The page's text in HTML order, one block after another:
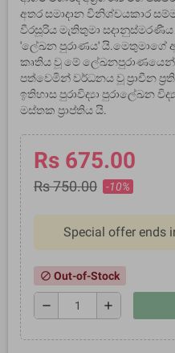
අතර සමාදාන විනිශ්චයකාර
වීරසූරිය මැතිතුමා
'ලේඛන පුරාණය' යි.මෙතුමාගේ
කෘතිය වූ මේ
පත්වෙමින් වර්ධනය වූ ප්‍රාචීන
ඉතිහාස පුරාවිද්‍යා පුරාලේඛන
මස්තක ප්‍රාප්තිය යි.
Rs 675.00
Rs 750.00 -10%
Special offer ends
block Out-of-Stock
remove add